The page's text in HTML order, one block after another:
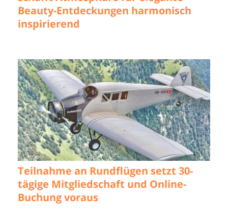
Beauty-Entdeckungen harmonisch
inspirierend
Teilnahme an Rundflügen setzt 30-
tägige Mitgliedschaft und Online-
Buchung voraus